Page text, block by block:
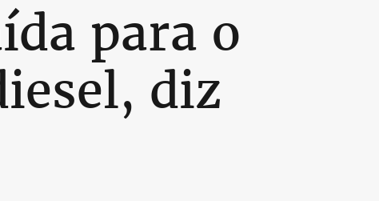
para o
diz